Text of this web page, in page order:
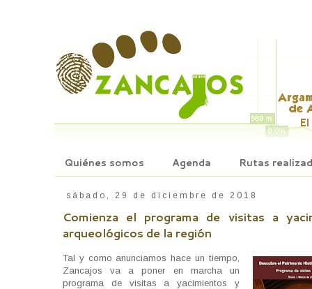
Quiénes somos Agenda Rutas
sábado, 29 de diciembre de 2018
Comienza el programa de visitas a
arqueológicos de la región
Tal y como anunciamos hace un tiempo,
Zancajos va a poner en marcha un
programa de visitas a yacimientos y